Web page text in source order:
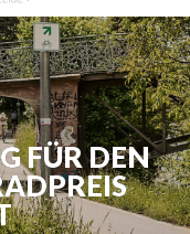
FÜR DEN